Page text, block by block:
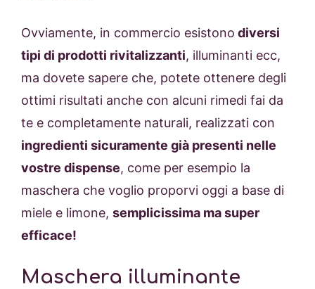
Ovviamente, in commercio esistono diversi
tipi di prodotti rivitalizzanti, illuminanti ecc,
ma dovete sapere che, potete ottenere degli
ottimi risultati anche con alcuni rimedi fai da
te e completamente naturali, realizzati con
ingredienti sicuramente già presenti nelle
vostre dispense, come per esempio la
maschera che voglio proporvi oggi a base di
miele e limone, semplicissima ma super
efficace!
Maschera illuminante